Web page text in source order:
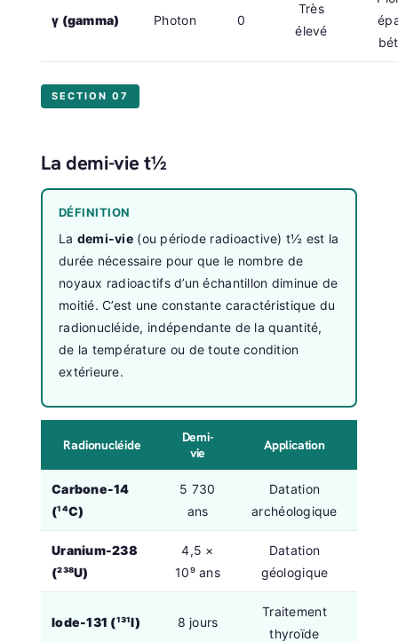
γ (gamma) Photon 0
Très
élevé
SECTION 07
La demi-vie t½
DÉFINITION
La demi-vie(ou période radioactive) t½ est la
durée nécessaire pour que le nombre de
noyaux radioactifs d’un échantillon diminue de
moitié. C’est une constante caractéristique du
radionucléide, indépendante de la quantité,
de la température ou de toute condition
extérieure.
Radionucléide
Demi-
vie
Application
Carbone-14
(¹⁴C)
5 730
ans
Datation
archéologique
Uranium-238
(²³⁸U)
4,5 ×
10⁹ ans
Datation
géologique
Iode-131 (¹³¹I) 8 jours
Traitement
thyroïde